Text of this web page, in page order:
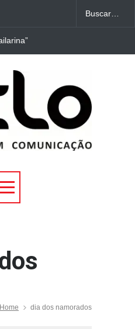
Uberlândia
Home dia dos namorados